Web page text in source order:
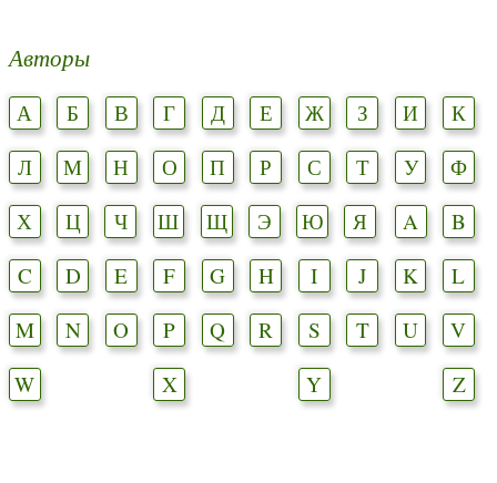
Авторы
А Б В Г Д Е Ж З И
К
Л
М Н О П Р С Т У
Ф
Х
Ц Ч Ш Щ Э Ю Я A
B
C
D E F G H I J K
L
M
N O P Q R S T U
V
W
X Y Z